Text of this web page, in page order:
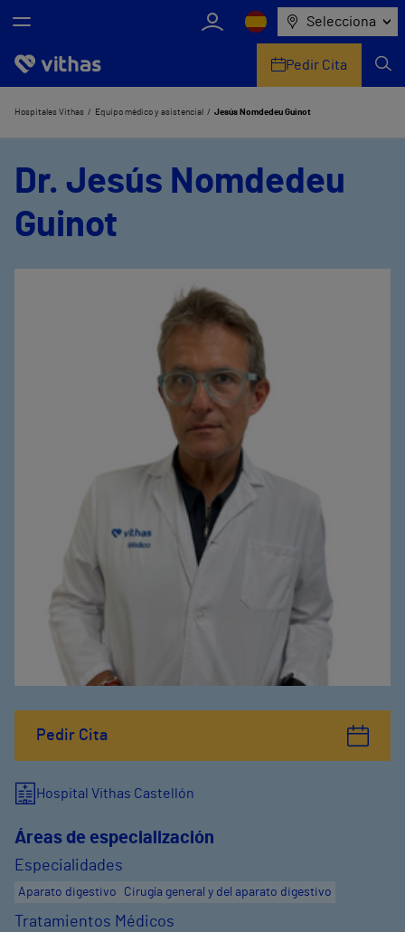
Selecciona
Nosotros
Pedir Cita
Hospitales Vithas Equipo médico y asistencial Jesús Nomdedeu Guinot
Pedir Cita
Dr. Jesús Nomdedeu
Guinot
Hospital Vithas Castellón
Áreas de especialización
Especialidades
Aparato digestivo Cirugía general y del aparato digestivo
Tratamientos Médicos